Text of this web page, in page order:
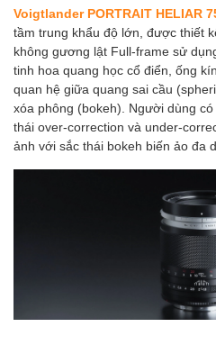
Voigtlander PORTRAIT HELIAR
tầm trung khẩu độ lớn, được thiết
không gương lật Full-frame sử
tinh hoa quang học cổ điển, ống
quan hệ giữa quang sai cầu
xóa phông (bokeh). Người dùng
thái over-correction và under-
ảnh với sắc thái bokeh biến ảo đa